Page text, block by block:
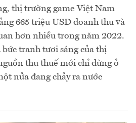
thị trường game Việt Nam
665 triệu USD doanh thu và
hơn nhiều trong năm 2022.
tranh tươi sáng của thị
thu thuế mới chỉ dừng ở
nửa đang chảy ra nước